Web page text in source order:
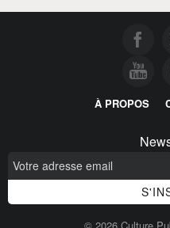
À PROPOS